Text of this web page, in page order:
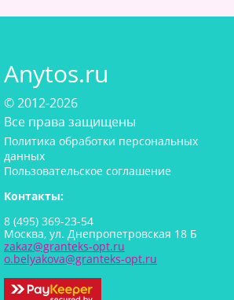
Anytos.ru
© 2012-2026
Все права защищены
Политика обработки персональных
данных
Пользовательское соглашение
Контакты:
8 (495) 369-23-54
Москва, ул. Днепропетровская 18 Б
zakaz@granteks-opt.ru
o.belyakova@granteks-opt.ru